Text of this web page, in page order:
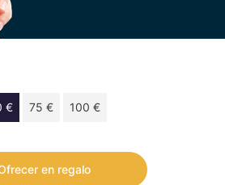
€ 75 € 100 €
en regalo